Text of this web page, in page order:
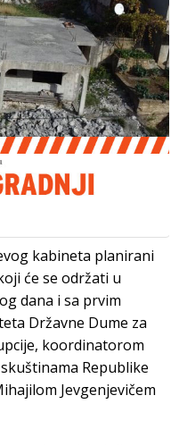
kabineta planirani
će se održati u
dana i sa prvim
Državne Dume za
koordinatorom
Republike
Jevgenjevičem